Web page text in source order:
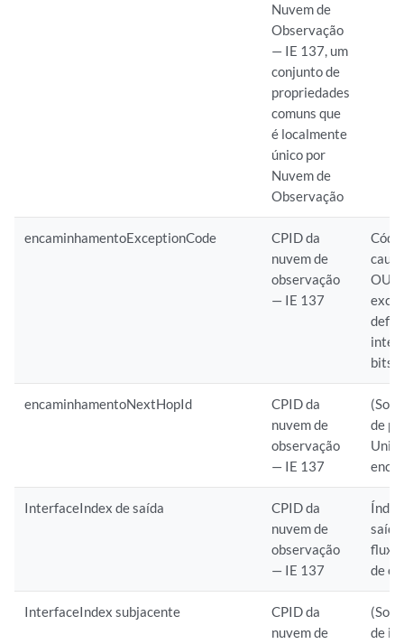
Nuvem de
Observação
— IE 137, um
conjunto de
propriedades
comuns que
é localmente
único por
Nuvem de
Observação
encaminhamentoExceptionCode
CPID da
nuvem de
observação
— IE 137
OU
bits
encaminhamentoNextHopId
CPID da
nuvem de
observação
— IE 137
de
InterfaceIndex de saída
CPID da
nuvem de
observação
— IE 137
de
InterfaceIndex subjacente
CPID da
nuvem de
de